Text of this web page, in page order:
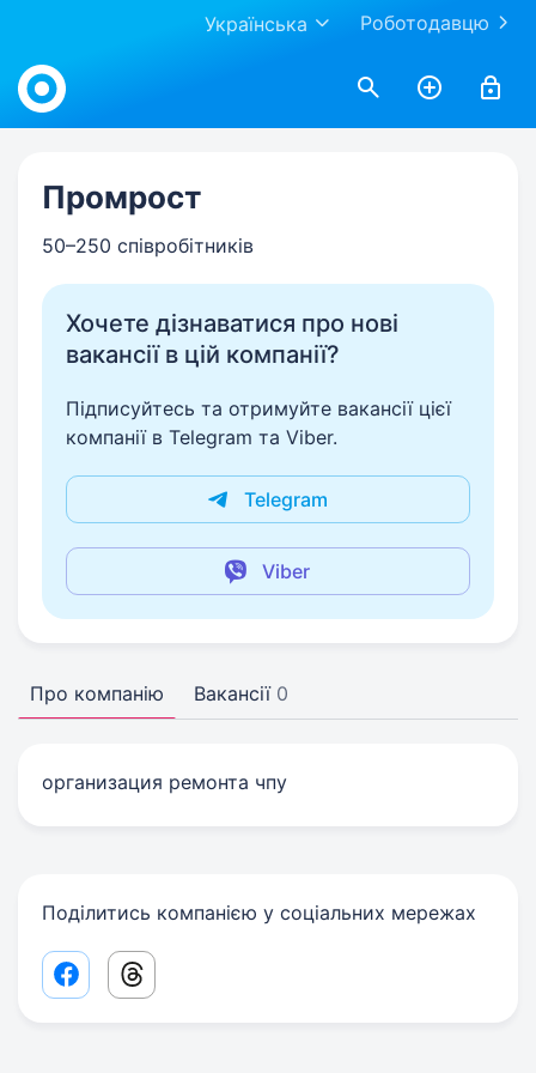
Роботодавцю
Українська
Work.ua
Промрост
50–250 співробітників
Хочете дізнаватися про нові
вакансії в цій компанії?
Підписуйтесь та отримуйте вакансії цієї
компанії в Telegram та Viber.
Telegram
Viber
Про компанію Вакансії 0
организация ремонта чпу
Поділитись компанією у соціальних мережах
Facebook share link
Threads share link